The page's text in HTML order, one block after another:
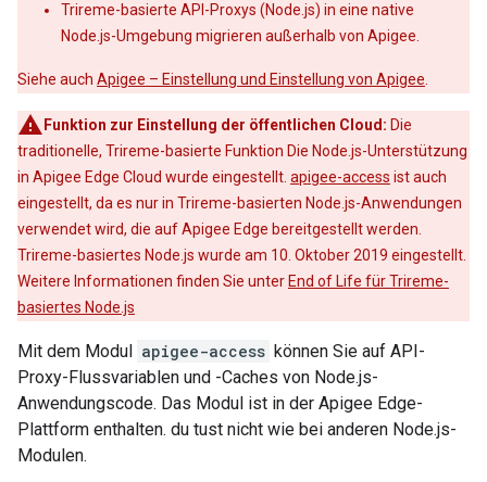
Trireme-basierte API-Proxys (Node.js) in eine native
Node.js-Umgebung migrieren außerhalb von Apigee.
Siehe auch Apigee – Einstellung und Einstellung von Apigee
Funktion zur Einstellung der öffentlichen Cloud: Die
traditionelle, Trireme-basierte Funktion Die Node.js-Unterstützung
in Apigee Edge Cloud wurde eingestellt. apigee-access ist auch
eingestellt, da es nur in Trireme-basierten Node.js-Anwendungen
verwendet wird, die auf Apigee Edge bereitgestellt werden.
Trireme-basiertes Node.js wurde am 10. Oktober 2019 eingestellt.
Weitere Informationen finden Sie unter End of Life für Trireme-
basiertes Node.js
Mit dem Modul apigee-access können Sie auf API-
Proxy-Flussvariablen und -Caches von Node.js-
Anwendungscode. Das Modul ist in der Apigee Edge-
Plattform enthalten. du tust nicht wie bei anderen Node.js-
Modulen.